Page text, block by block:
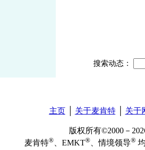
搜索动态：
主页│ 关于麦肯特│ 关于
版权所有©2000－
麦肯特® 、EMKT® 、情境领导®